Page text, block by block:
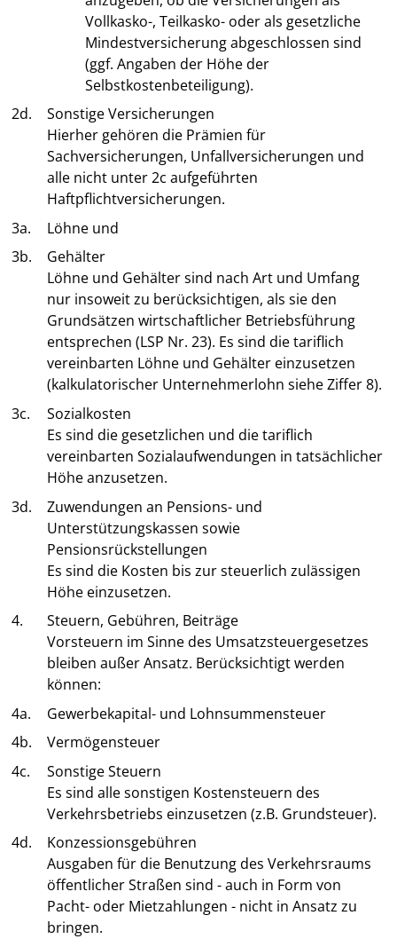
Vollkasko-, Teilkasko- oder als gesetzliche
Mindestversicherung abgeschlossen sind
(ggf. Angaben der Höhe der
Selbstkostenbeteiligung).
2d.
Sonstige Versicherungen
Hierher gehören die Prämien für
Sachversicherungen, Unfallversicherungen und
alle nicht unter 2c aufgeführten
Haftpflichtversicherungen.
3a.
Löhne und
3b.
Gehälter
Löhne und Gehälter sind nach Art und Umfang
nur insoweit zu berücksichtigen, als sie den
Grundsätzen wirtschaftlicher Betriebsführung
entsprechen (LSP Nr. 23). Es sind die tariflich
vereinbarten Löhne und Gehälter einzusetzen
(kalkulatorischer Unternehmerlohn siehe Ziffer 8).
3c.
Sozialkosten
Es sind die gesetzlichen und die tariflich
vereinbarten Sozialaufwendungen in tatsächlicher
Höhe anzusetzen.
3d.
Zuwendungen an Pensions- und
Unterstützungskassen sowie
Pensionsrückstellungen
Es sind die Kosten bis zur steuerlich zulässigen
Höhe einzusetzen.
4.
Steuern, Gebühren, Beiträge
Vorsteuern im Sinne des Umsatzsteuergesetzes
bleiben außer Ansatz. Berücksichtigt werden
können:
4a.
Gewerbekapital- und Lohnsummensteuer
4b.
Vermögensteuer
4c.
Sonstige Steuern
Es sind alle sonstigen Kostensteuern des
Verkehrsbetriebs einzusetzen (z.B. Grundsteuer).
4d.
Konzessionsgebühren
Ausgaben für die Benutzung des Verkehrsraums
öffentlicher Straßen sind - auch in Form von
Pacht- oder Mietzahlungen - nicht in Ansatz zu
bringen.